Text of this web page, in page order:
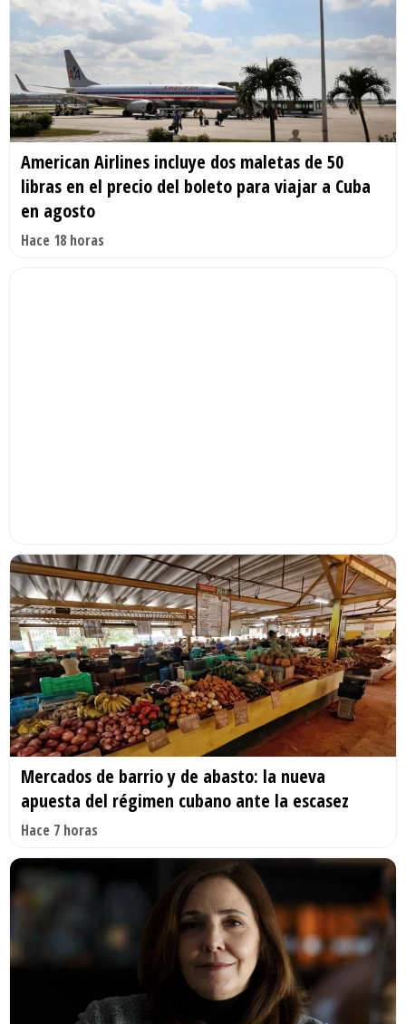
American Airlines incluye dos maletas de 50
libras en el precio del boleto para viajar a Cuba
en agosto
Hace 18 horas
Mercados de barrio y de abasto: la nueva
apuesta del régimen cubano ante la escasez
Hace 7 horas